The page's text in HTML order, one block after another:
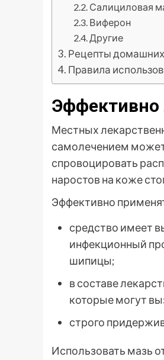
Салициловая
Виферон
Другие
Рецепты
Правила
Местных
самолечением
спровоцировать
наростов на коже
Эффективно
средство имеет
инфекционный
шипицы;
в составе
которые могут
строго
Использовать мазь